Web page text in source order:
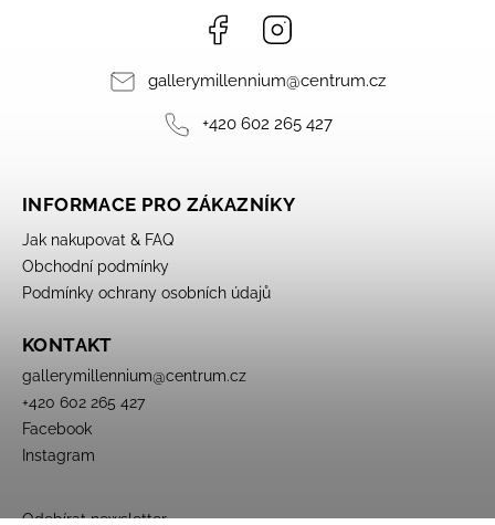
Facebook
gallerymillennium@centrum.cz
+420 602 265 427
INFORMACE PRO ZÁKAZNÍKY
Jak nakupovat & FAQ
Obchodní podmínky
Podmínky ochrany osobních údajů
KONTAKT
gallerymillennium@centrum.cz
+420 602 265 427
Facebook
Instagram
Odebírat newsletter